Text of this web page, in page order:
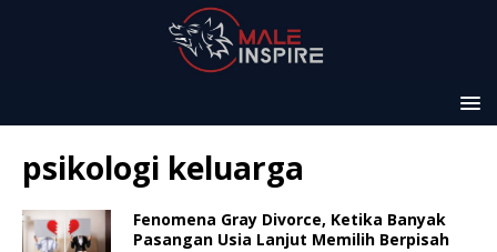
psikologi keluarga
Fenomena Gray Divorce, Ketika Banyak
Pasangan Usia Lanjut Memilih Berpisah